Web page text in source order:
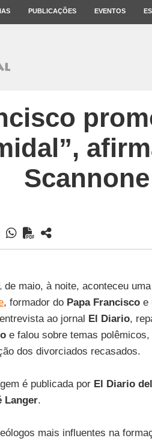
PUBLICAÇÕES EVENTOS
Scannone
de maio, à noite, aconteceu
, formador do Papa Franciscoe
ao jornal El Diario,
e falou sobre temas
dos divorciados recasados.
é publicada por El Diario
Langer.
mais influentes na